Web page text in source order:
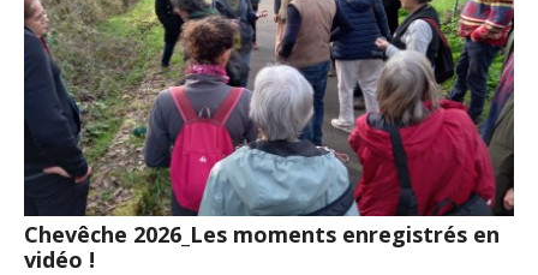
Chevêche 2026_Les moments enregistrés en
vidéo !